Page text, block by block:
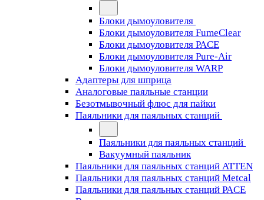
Блоки дымоуловителя
Блоки дымоуловителя FumeClear
Блоки дымоуловителя PACE
Блоки дымоуловителя Pure-Air
Блоки дымоуловителя WARP
Адаптеры для шприца
Аналоговые паяльные станции
Безотмывочный флюс для пайки
Паяльники для паяльных станций
Паяльники для паяльных станций
Вакуумный паяльник
Паяльники для паяльных станций ATTEN
Паяльники для паяльных станций Metcal
Паяльники для паяльных станций PACE